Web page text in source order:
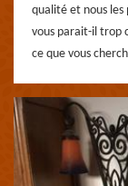
qualité et nous les
vous parait-il trop
ce que vous